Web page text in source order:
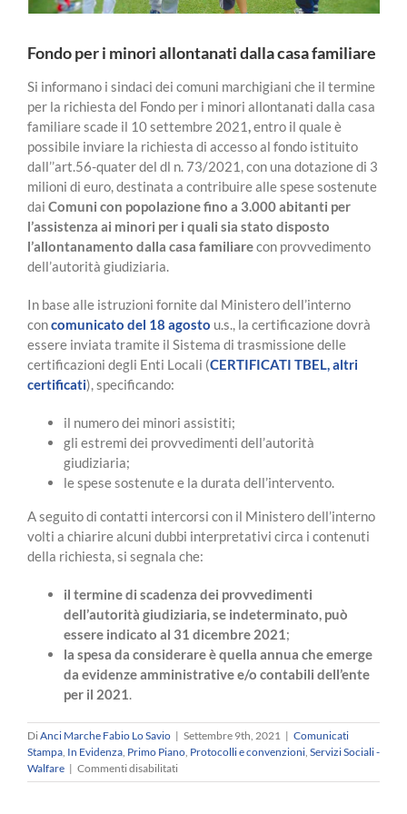
Fondo per i minori allontanati dalla casa familiare
Si informano i sindaci dei comuni marchigiani che il termine
per la richiesta del Fondo per i minori allontanati dalla casa
familiare scade il 10 settembre 2021,entro il quale è
possibile inviare la richiesta di accesso al fondo istituito
dall’’art.56-quater del dl n. 73/2021, con una dotazione di 3
milioni di euro, destinata a contribuire alle spese sostenute
dai Comuni con popolazione fino a 3.000 abitanti per
l’assistenza ai minori per i quali sia stato disposto
l’allontanamento dalla casa familiarecon provvedimento
dell’autorità giudiziaria.
In base alle istruzioni fornite dal Ministero dell’interno
concomunicato del 18 agosto u.s., la certificazione dovrà
essere inviata tramite il Sistema di trasmissione delle
certificazioni degli Enti Locali (CERTIFICATI TBEL, altri
certificati), specificando:
il numero dei minori assistiti;
gli estremi dei provvedimenti dell’autorità
giudiziaria;
le spese sostenute e la durata dell’intervento.
A seguito di contatti intercorsi con il Ministero dell’interno
volti a chiarire alcuni dubbi interpretativi circa i contenuti
della richiesta, si segnala che:
il termine di scadenza dei provvedimenti
dell’autorità giudiziaria, se indeterminato, può
essere indicato al 31 dicembre 2021;
la spesa da considerare è quella annua che emerge
da evidenze amministrative e/o contabili dell’ente
per il 2021.
DiAnci Marche Fabio Lo Savio | Settembre 9th, 2021 | Comunicati
Stampa In Evidenza Primo Piano Protocolli e convenzioni Servizi Sociali -
Walfare | Commenti disabilitatisu
Fondo